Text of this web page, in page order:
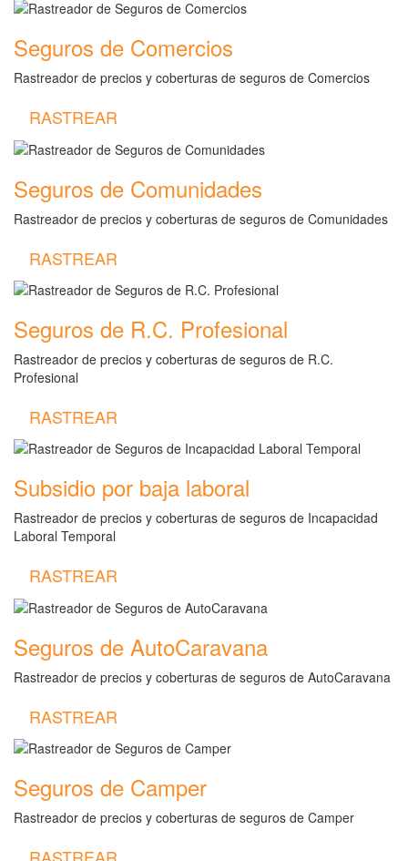
Seguros de Comercios
Rastreador de precios y coberturas de seguros de Comercios
RASTREAR
Seguros de Comunidades
Rastreador de precios y coberturas de seguros de Comunidades
RASTREAR
Seguros de R.C. Profesional
Rastreador de precios y coberturas de seguros de R.C.
Profesional
RASTREAR
Subsidio por baja laboral
Rastreador de precios y coberturas de seguros de Incapacidad
Laboral Temporal
RASTREAR
Seguros de AutoCaravana
Rastreador de precios y coberturas de seguros de AutoCaravana
RASTREAR
Seguros de Camper
Rastreador de precios y coberturas de seguros de Camper